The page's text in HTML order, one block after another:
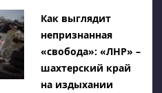
Как выглядит
непризнанная
«свобода»: «ЛНР» –
шахтерский край
на издыхании